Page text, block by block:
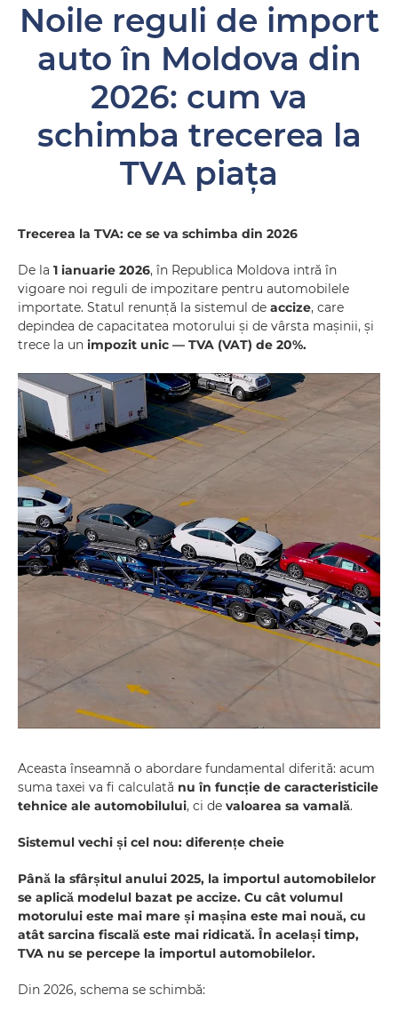
Noile reguli de import
auto în Moldova din
2026: cum va
schimba trecerea la
TVA piața
Trecerea la TVA: ce se va schimba din 2026
De la 1 ianuarie 2026, în Republica Moldova intră în
vigoare noi reguli de impozitare pentru automobilele
importate. Statul renunță la sistemul de accize, care
depindea de capacitatea motorului și de vârsta mașinii, și
trece la un impozit unic — TVA (VAT) de 20%.
Aceasta înseamnă o abordare fundamental diferită: acum
suma taxei va fi calculată nu în funcție de caracteristicile
tehnice ale automobilului, ci de valoarea sa vamală.
Sistemul vechi și cel nou: diferențe cheie
Până la sfârșitul anului 2025, la importul automobilelor
se aplică modelul bazat pe accize. Cu cât volumul
motorului este mai mare și mașina este mai nouă, cu
atât sarcina fiscală este mai ridicată. În același timp,
TVA nu se percepe la importul automobilelor.
Din 2026, schema se schimbă: